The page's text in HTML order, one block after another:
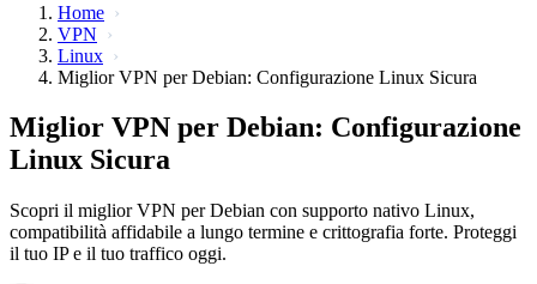
Home
VPN
Linux
Miglior VPN per Debian: Configurazione Linux Sicura
Miglior VPN per Debian: Configurazione
Linux Sicura
Scopri il miglior VPN per Debian con supporto nativo Linux,
compatibilità affidabile a lungo termine e crittografia forte. Proteggi
il tuo IP e il tuo traffico oggi.